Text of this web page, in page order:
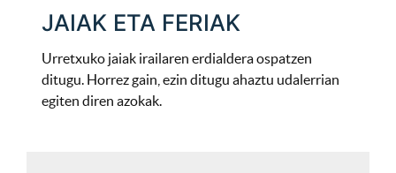
JAIAK ETA FERIAK
Urretxuko jaiak irailaren erdialdera ospatzen
ditugu. Horrez gain, ezin ditugu ahaztu udalerrian
egiten diren azokak.